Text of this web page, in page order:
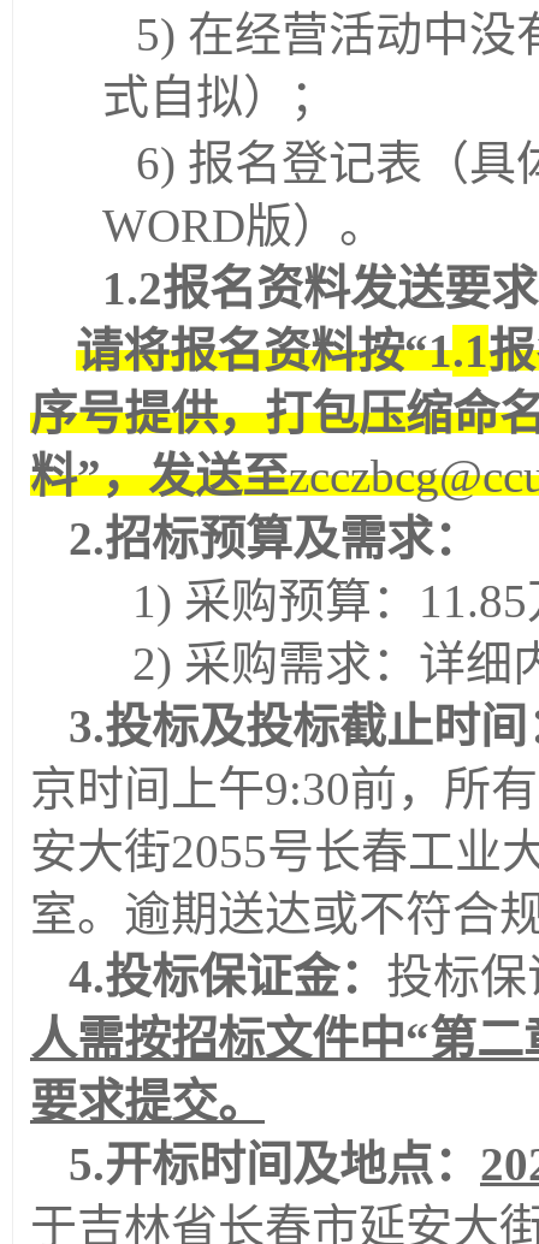
5) 在经营活动中没
式自拟）；
6) 报名登记表（具
WORD版）。
1.2报名资料发送要
请将报名资料按“1.1
序号提供，打包压缩命
料”，发送至
2.招标预算及需求：
1) 采购预算： 11.85
2) 采购需求：详细
3.投标及投标截止时间
京时间上午9:30前，所
安大街2055号长春工业
室。逾期送达或不符合
4.投标保证金： 投标
人需按招标文件中“第二
要求提交。
5.开标时间及地点：
于吉林省长春市延安大